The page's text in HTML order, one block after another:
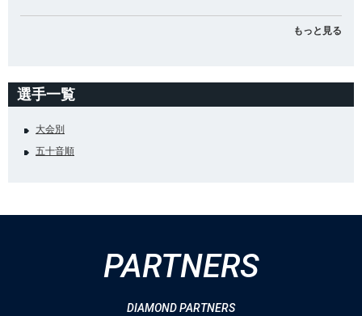
もっと見る
選手一覧
大会別
五十音順
PARTNERS
DIAMOND PARTNERS